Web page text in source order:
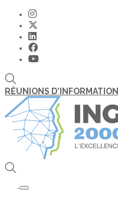
RÉUNIONS D'INFORMATION
Toggle navigation